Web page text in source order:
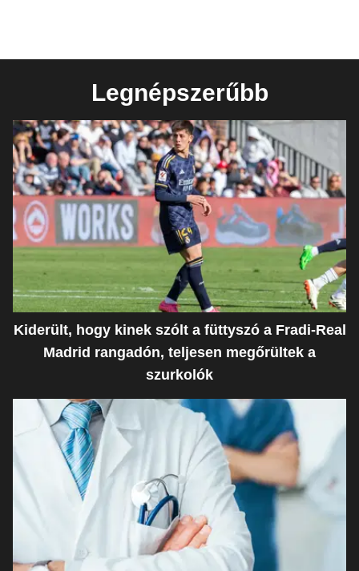
Legnépszerűbb
Kiderült, hogy kinek szólt a füttyszó a Fradi-Real
Madrid rangadón, teljesen megőrültek a
szurkolók